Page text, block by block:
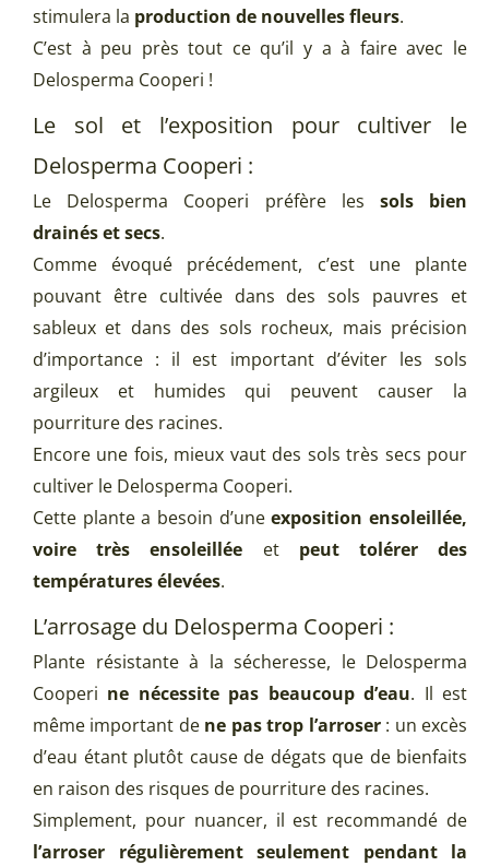
stimulera la production de nouvelles fleurs.
C’est à peu près tout ce qu’il y a à faire avec le
Delosperma Cooperi !
Le sol et l’exposition pour cultiver le
Delosperma Cooperi :
Le Delosperma Cooperi préfère les sols bien
drainés et secs.
Comme évoqué précédement, c’est une plante
pouvant être cultivée dans des sols pauvres et
sableux et dans des sols rocheux, mais précision
d’importance : il est important d’éviter les sols
argileux et humides qui peuvent causer la
pourriture des racines.
Encore une fois, mieux vaut des sols très secs pour
cultiver le Delosperma Cooperi.
Cette plante a besoin d’uneexposition ensoleillée,
voire très ensoleillée et peut tolérer des
températures élevées.
L’arrosage du Delosperma Cooperi :
Plante résistante à la sécheresse, le Delosperma
Cooperi ne nécessite pas beaucoup d’eau. Il est
même important de ne pas trop l’arroser: un excès
d’eau étant plutôt cause de dégats que de bienfaits
en raison des risques de pourriture des racines.
Simplement, pour nuancer, il est recommandé de
l’arroser régulièrement seulement pendant la